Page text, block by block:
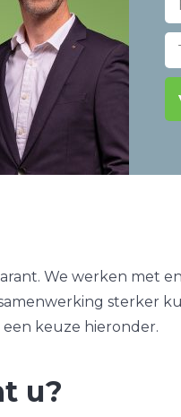
We werken met
sterker
keuze hieronder.
u?